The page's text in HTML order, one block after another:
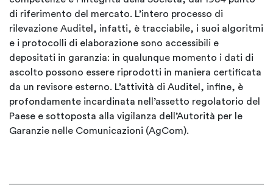
di riferimento del mercato. L’intero processo di
rilevazione Auditel, infatti, è tracciabile, i suoi algoritmi
e i protocolli di elaborazione sono accessibili e
depositati in garanzia: in qualunque momento i dati di
ascolto possono essere riprodotti in maniera certificata
da un revisore esterno. L’attività di Auditel, infine, è
profondamente incardinata nell’assetto regolatorio del
Paese e sottoposta alla vigilanza dell’Autorità per le
Garanzie nelle Comunicazioni (AgCom).